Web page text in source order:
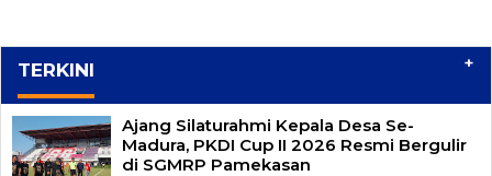
TERKINI +
Ajang Silaturahmi Kepala Desa Se-
Madura, PKDI Cup II 2026 Resmi Bergulir
di SGMRP Pamekasan